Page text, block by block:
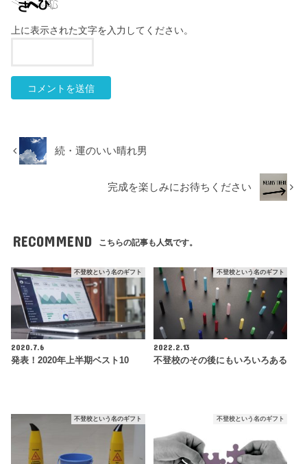
上に表示された文字を入力してください。
続・運のいい晴れ男
完成を楽しみにお待ちください
RECOMMEND こちらの記事も人気です。
不登校という名のギフト
2020.7.6
発表！2020年上半期ベスト10
不登校という名のギフト
2022.2.13
不登校のその後にもいろいろある
不登校という名のギフト 不登校という名のギフト